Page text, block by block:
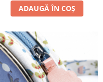
ADAUGĂ ÎN COȘ